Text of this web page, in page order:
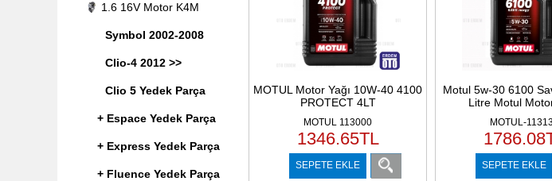
1.6 16V Motor K4M
Symbol 2002-2008
Clio-4 2012 >>
Clio 5 Yedek Parça
+ Espace Yedek Parça
+ Express Yedek Parça
+ Fluence Yedek Parça
MOTUL Motor Yağı 10W-40 4100
PROTECT 4LT
MOTUL 113000
1346.65TL
SEPETE EKLE
Motul 5w-30 6100
Litre Motul
MOTUL-
1786.08
SEPETE EKLE